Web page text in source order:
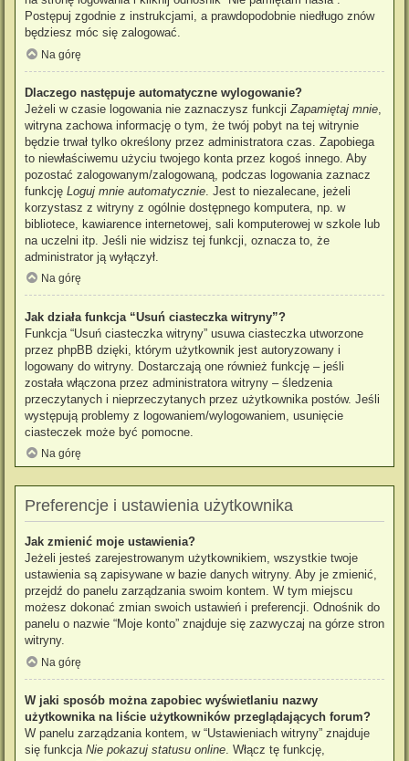
Postępuj zgodnie z instrukcjami, a prawdopodobnie niedługo znów
będziesz móc się zalogować.
Na górę
Dlaczego następuje automatyczne wylogowanie?
Jeżeli w czasie logowania nie zaznaczysz funkcji Zapamiętaj mnie
witryna zachowa informację o tym, że twój pobyt na tej witrynie
będzie trwał tylko określony przez administratora czas. Zapobiega
to niewłaściwemu użyciu twojego konta przez kogoś innego. Aby
pozostać zalogowanym/zalogowaną, podczas logowania zaznacz
funkcję Loguj mnie automatycznie . Jest to niezalecane, jeżeli
korzystasz z witryny z ogólnie dostępnego komputera, np. w
bibliotece, kawiarence internetowej, sali komputerowej w szkole lub
na uczelni itp. Jeśli nie widzisz tej funkcji, oznacza to, że
administrator ją wyłączył.
Na górę
Jak działa funkcja “Usuń ciasteczka witryny”?
Funkcja “Usuń ciasteczka witryny” usuwa ciasteczka utworzone
przez phpBB dzięki, którym użytkownik jest autoryzowany i
logowany do witryny. Dostarczają one również funkcję – jeśli
została włączona przez administratora witryny – śledzenia
przeczytanych i nieprzeczytanych przez użytkownika postów. Jeśli
występują problemy z logowaniem/wylogowaniem, usunięcie
ciasteczek może być pomocne.
Na górę
Preferencje i ustawienia użytkownika
Jak zmienić moje ustawienia?
Jeżeli jesteś zarejestrowanym użytkownikiem, wszystkie twoje
ustawienia są zapisywane w bazie danych witryny. Aby je zmienić,
przejdź do panelu zarządzania swoim kontem. W tym miejscu
możesz dokonać zmian swoich ustawień i preferencji. Odnośnik do
panelu o nazwie “Moje konto” znajduje się zazwyczaj na górze stron
witryny.
Na górę
W jaki sposób można zapobiec wyświetlaniu nazwy
użytkownika na liście użytkowników przeglądających forum?
W panelu zarządzania kontem, w “Ustawieniach witryny” znajduje
się funkcja Nie pokazuj statusu online . Włącz tę funkcję,